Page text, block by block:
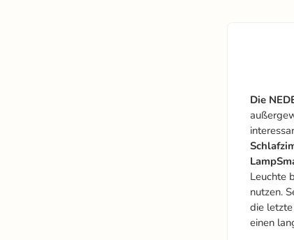
Die
Leuchte
nutzen.
die
einen